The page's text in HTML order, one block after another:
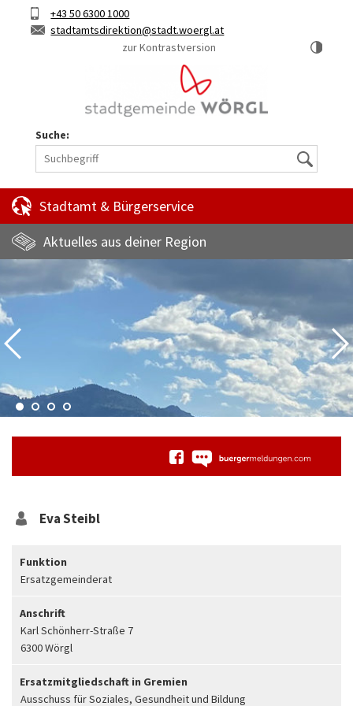
Hauptinhalt
KurztasteTelefon+43 50 6300 1000
E-
stadtamtsdirektion
stadt.woergl.at
zur Kontrastversion
Suche:
Suche
Stadtamt & Bürgerservice
Aktuelles aus deiner Region
EvaSteibl
Funktion
Ersatzgemeinderat
Anschrift
Karl Schönherr-Straße 7
6300 Wörgl
Ersatzmitgliedschaft in Gremien
Ausschuss für Soziales, Gesundheit und Bildung